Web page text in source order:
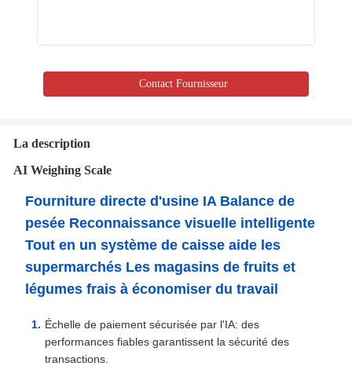
Contact Fournisseur
La description
AI Weighing Scale
Fourniture directe d'usine IA Balance de
pesée Reconnaissance visuelle intelligente
Tout en un système de caisse aide les
supermarchés Les magasins de fruits et
légumes frais à économiser du travail
Échelle de paiement sécurisée par l'IA: des
performances fiables garantissent la sécurité des
transactions.